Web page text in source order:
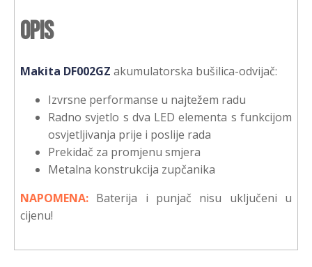
Opis
Makita DF002GZ akumulatorska bušilica-odvijač:
Izvrsne performanse u najtežem radu
Radno svjetlo s dva LED elementa s funkcijom
osvjetljivanja prije i poslije rada
Prekidač za promjenu smjera
Metalna konstrukcija zupčanika
NAPOMENA: Baterija i punjač nisu uključeni u
cijenu!